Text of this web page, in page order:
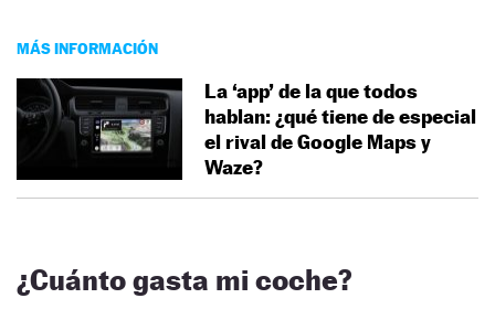
MÁS INFORMACIÓN
La ‘app’ de la que todos
hablan: ¿qué tiene de especial
el rival de Google Maps y
Waze?
¿Cuánto gasta mi coche?